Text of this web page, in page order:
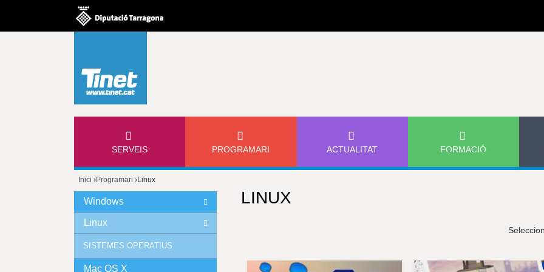
E
N
SERVEIS PROGRAMARI ACTUALITAT FORMACIÓ
Esteu
aquí
Inici ›Programari ›Linux
LINUX
Windows
Linux
SISTEMES OPERATIUS
Mac OS X